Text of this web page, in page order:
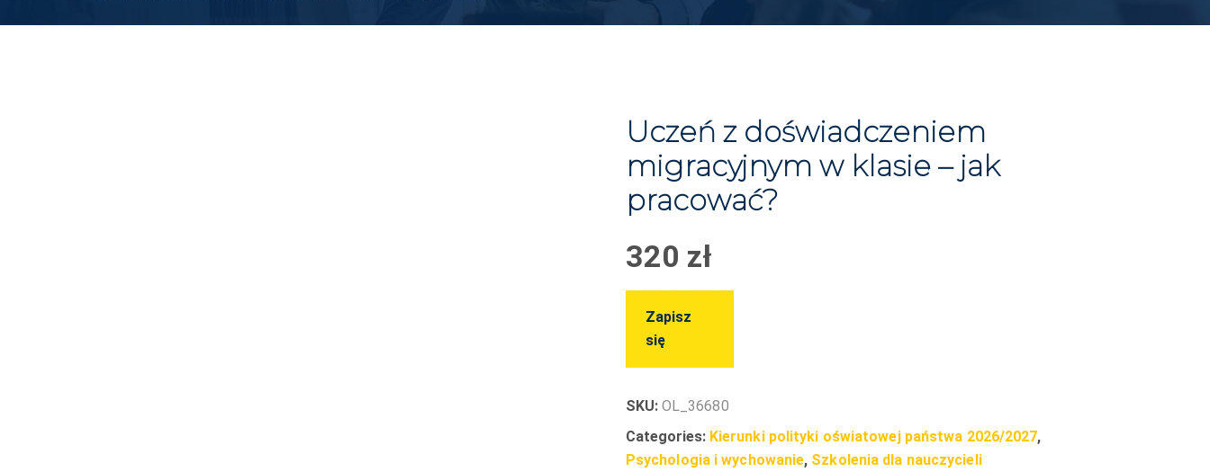
Uczeń z doświadczeniem
migracyjnym w klasie – jak
pracować?
320 zł
Zapisz
się
SKU: OL_36680
Categories: Kierunki polityki oświatowej państwa 2026/2027,
Psychologia i wychowanie, Szkolenia dla nauczycieli